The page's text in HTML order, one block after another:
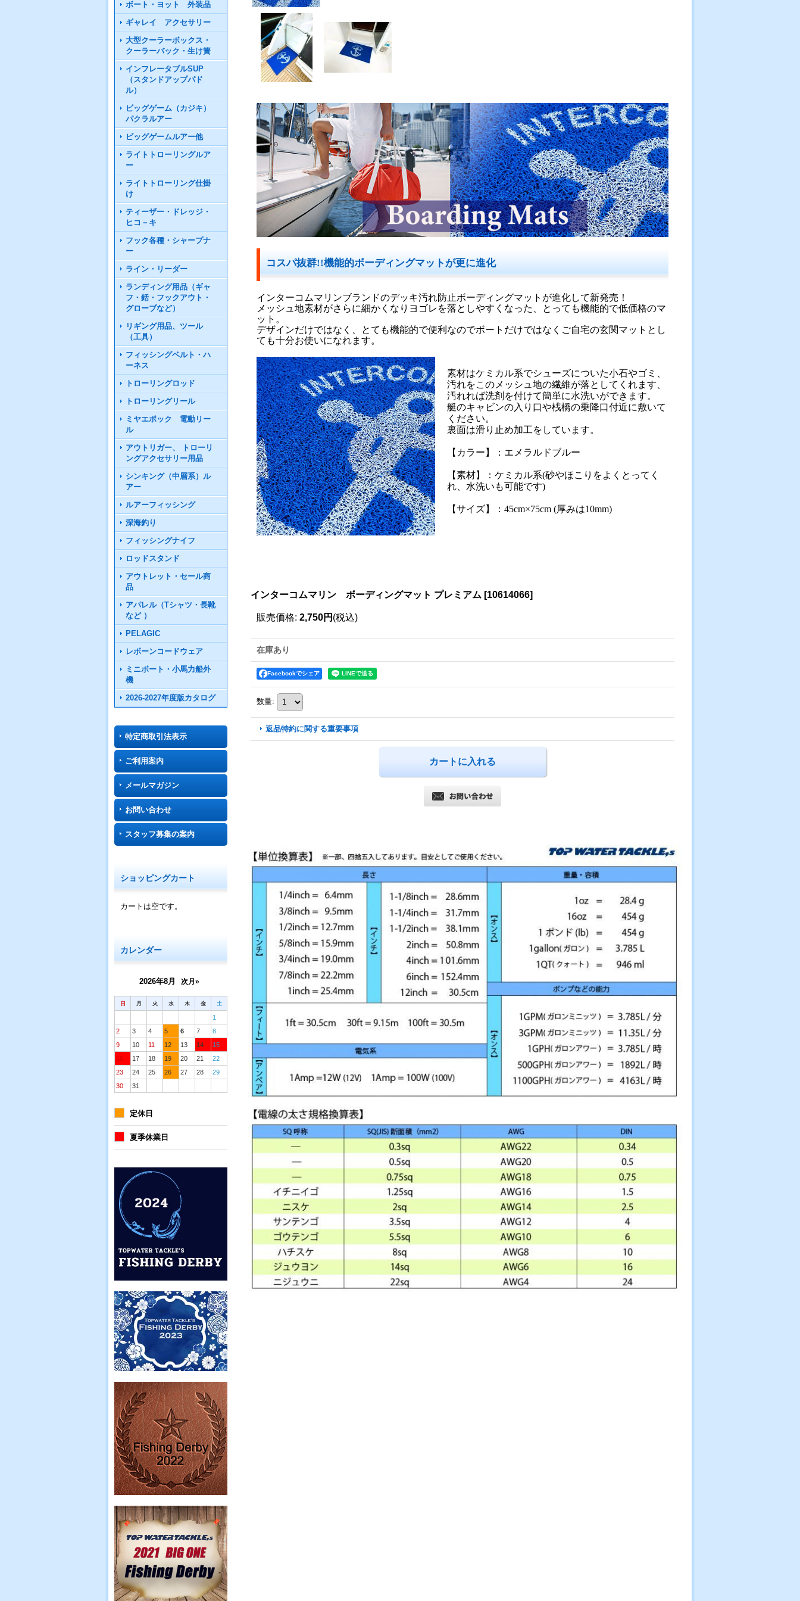
ボート・ヨット 外装品
ギャレイ アクセサリー
大型クーラーボックス・
クーラーバック・生け簀
インフレータブルSUP
（スタンドアップパド
ル）
ビッグゲーム（カジキ）
パクラルアー
ビッグゲームルアー他
ライトトローリングルア
ー
ライトトローリング仕掛
け
ティーザー・ドレッジ・
ヒコ－キ
フック各種・シャープナ
ー
ライン・リーダー
ランディング用品（ギャ
フ・銛・フックアウト・
グローブなど）
リギング用品、ツール
（工具）
フィッシングベルト・ハ
ーネス
トローリングロッド
トローリングリール
ミヤエポック 電動リー
ル
アウトリガー、 トローリ
ングアクセサリー用品
シンキング（中層系）ル
アー
ルアーフィッシング
深海釣り
フィッシングナイフ
ロッドスタンド
アウトレット・セール商
品
アパレル（Tシャツ・長靴
など ）
PELAGIC
レボーンコードウェア
ミニボート・小馬力船外
機
2026-2027年度版カタログ
特定商取引法表示
ご利用案内
メールマガジン
お問い合わせ
スタッフ募集の案内
ショッピングカート
カートは空です。
カレンダー
2026年8月 次月»
日 月 火 水 木 金 土
1
2
3 4 5 6 7
8
9
10 11 12 13 14
15
16
17 18 19 20 21
22
23
24 25 26 27 28
29
30
31
定休日
夏季休業日
コスパ抜群!!機能的ボーディングマットが更に進化
インターコムマリンブランドのデッキ汚れ防止ボーディングマットが進化して新発売！
メッシュ地素材がさらに細かくなりヨゴレを落としやすくなった、とっても機能的で低価格のマ
ット。
デザインだけではなく、とても機能的で便利なのでボートだけではなくご自宅の玄関マットとし
ても十分お使いになれます。
素材はケミカル系でシューズについた小石やゴミ、
汚れをこのメッシュ地の繊維が落としてくれます、
汚れれば洗剤を付けて簡単に水洗いができます。
艇のキャビンの入り口や桟橋の乗降口付近に敷いて
ください。
裏面は滑り止め加工をしています。
【カラー】：エメラルドブルー
【素材】：ケミカル系(砂やほこりをよくとってく
れ、水洗いも可能です)
【サイズ】：45cm×75cm (厚みは10mm)
インターコムマリン ボーディングマット プレミアム [10614066]
販売価格: 2,750円 (税込)
在庫あり
Facebookでシェア
数量:
返品特約に関する重要事項